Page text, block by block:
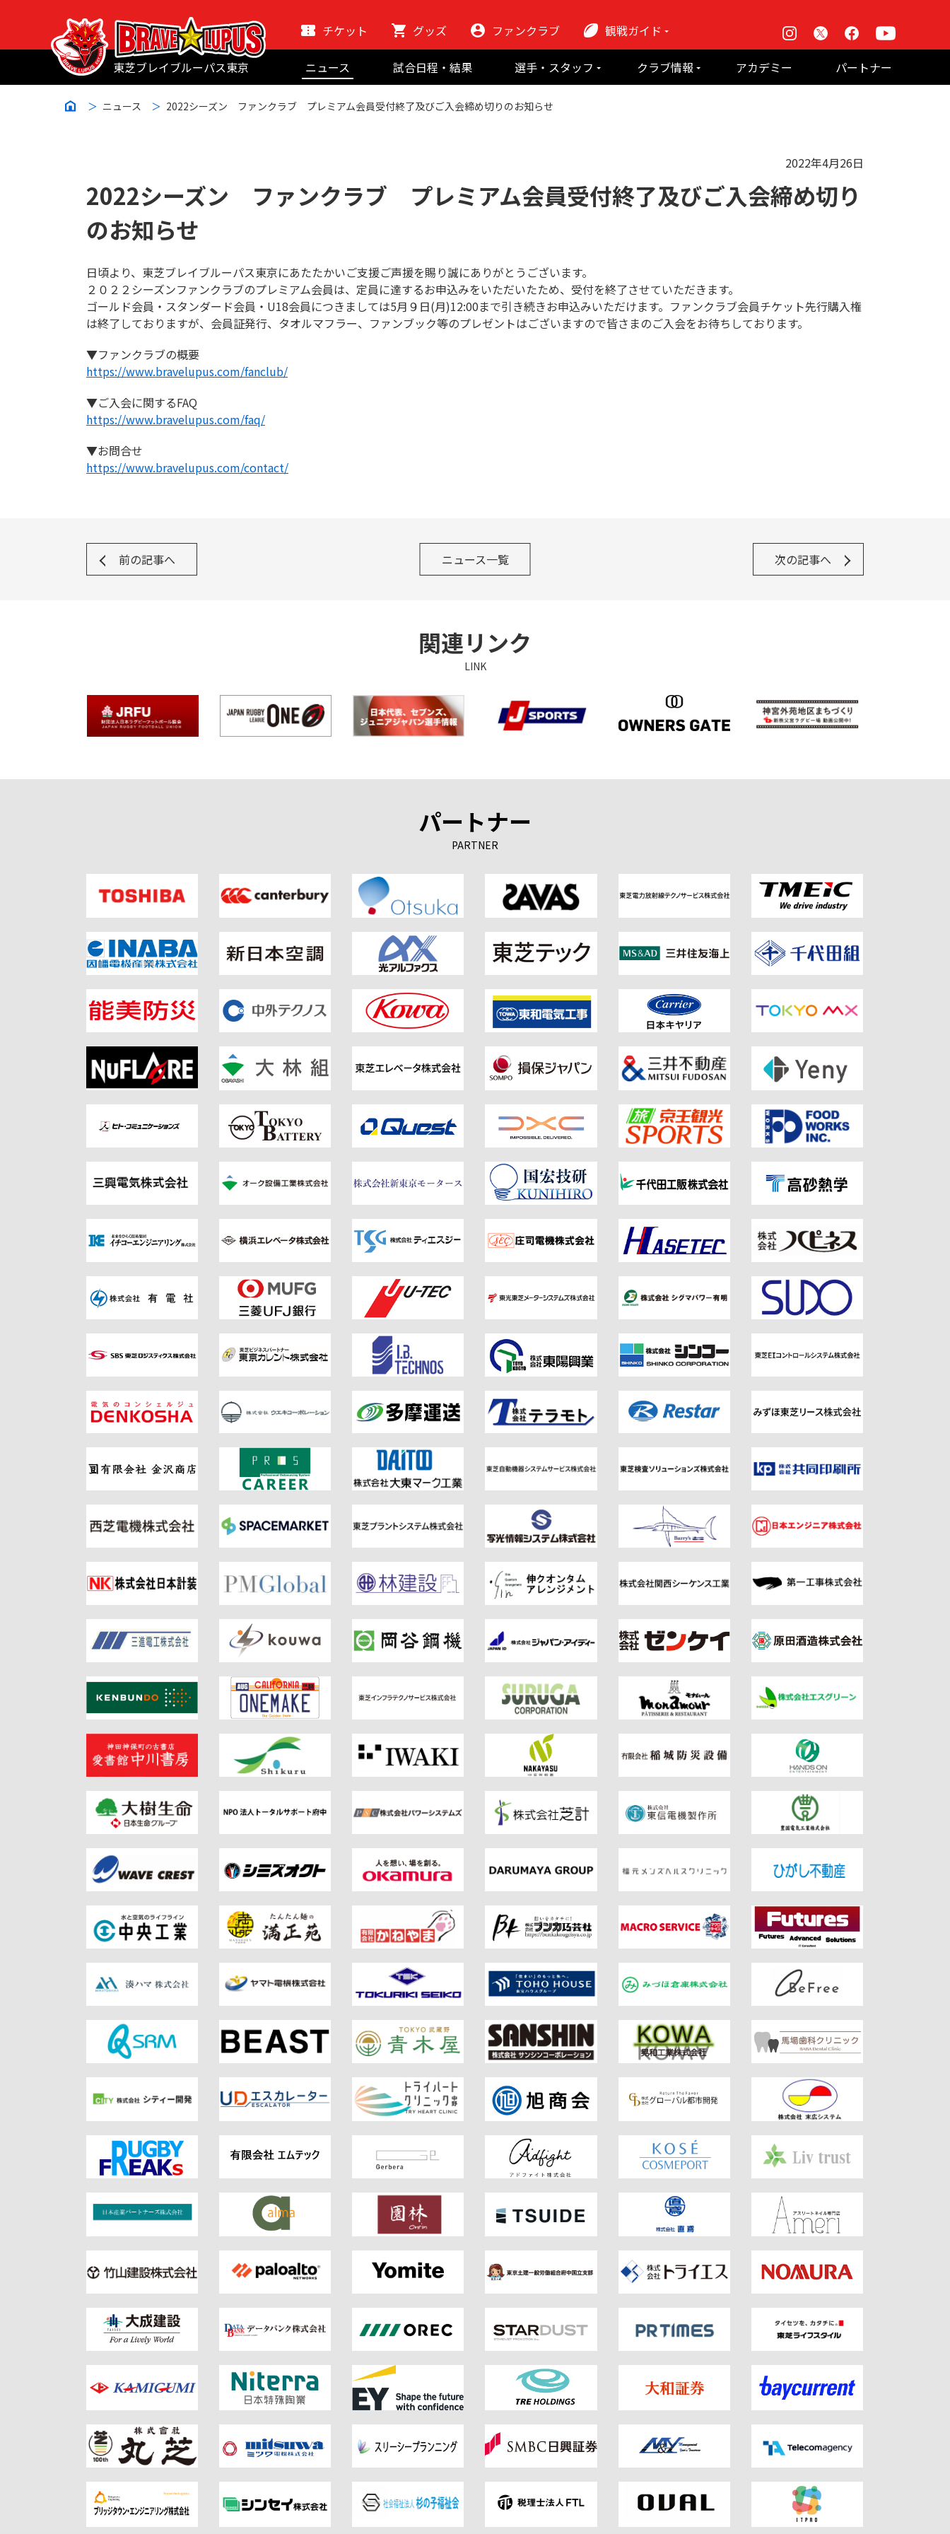
東芝ブレイブルーパス東京
チケット グッズ ファンクラブ
観戦ガイド
初めての観戦
Instagram Facebook
ニュース
試合日程・結果
選手・スタッフ
クラブ情報
アカデミー パートナー
ニュース 2022シーズン ファンクラブ プレミアム会員受付終了及びご入会締め切りのお知らせ
2022年4月26日
2022シーズン ファンクラブ プレミアム会員受付終了及びご入会締め切り
のお知らせ
日頃より、東芝ブレイブルーパス東京にあたたかいご支援ご声援を賜り誠にありがとうございます。
２０２２シーズンファンクラブのプレミアム会員は、定員に達するお申込みをいただいたため、受付を終了させていただきます。
ゴールド会員・スタンダード会員・U18会員につきましては5月９日(月)12:00まで引き続きお申込みいただけます。ファンクラブ会員チケット先行購入権
は終了しておりますが、会員証発行、タオルマフラー、ファンブック等のプレゼントはございますので皆さまのご入会をお待ちしております。
▼ファンクラブの概要
https://www.bravelupus.com/fanclub/
▼ご入会に関するFAQ
https://www.bravelupus.com/faq/
▼お問合せ
https://www.bravelupus.com/contact/
ニュース一覧
前の記事へ 次の記事へ
関連リンク
LINK
パートナー
PARTNER